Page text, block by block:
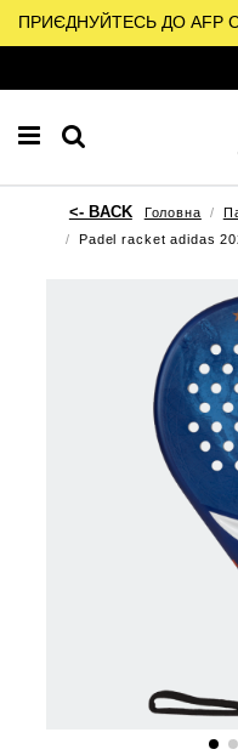
ПРИЄДНУЙТЕСЬ ДО AFP
Головна
Padel racket adidas